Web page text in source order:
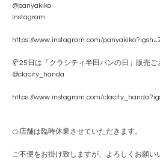
@panyakiko
Instagram
https://www.instagram.com/
🥐25日は「クラシティ半田パンの日」販売ご
@clacity_handa
https://www.instagram.com/
🍊店舗は臨時休業させていただきます。
ご不便をお掛け致しますが、よろしくお願い